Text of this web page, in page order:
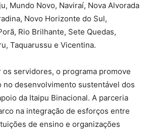
Mundo Novo, Naviraí, Nova Alvorada
Novo Horizonte do Sul,
Rio Brilhante, Sete Quedas,
Taquarussu e Vicentina.
os servidores, o programa promove
no desenvolvimento sustentável dos
da Itaipu Binacional. A parceria
na integração de esforços entre
de ensino e organizações